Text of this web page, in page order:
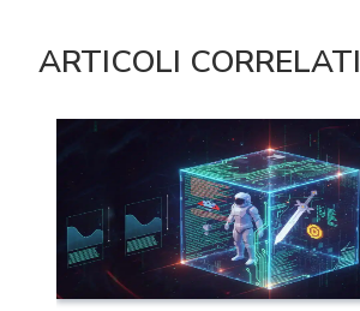
ARTICOLI CORRELATI